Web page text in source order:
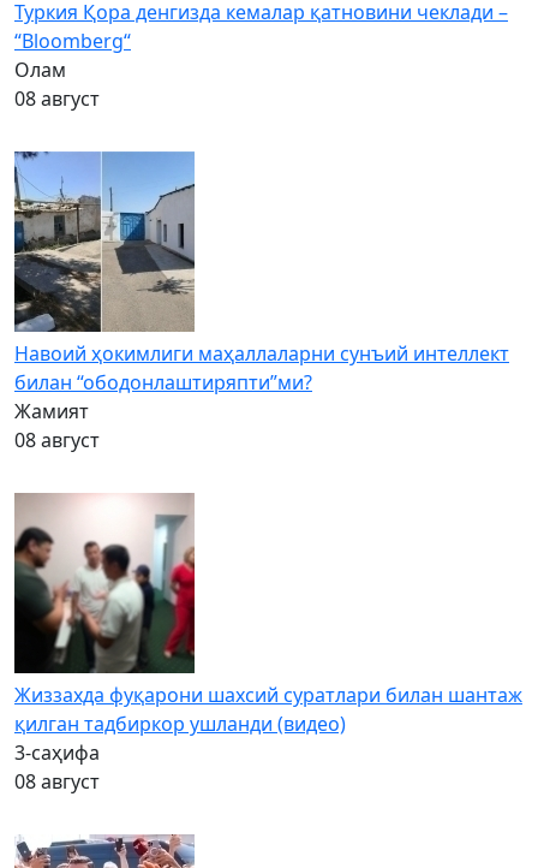
Туркия Қора денгизда кемалар қатновини чеклади –
“Bloomberg“
Олам
08 август
Навоий ҳокимлиги маҳаллаларни сунъий интеллект
билан “ободонлаштиряпти”ми?
Жамият
08 август
Жиззахда фуқарони шахсий суратлари билан шантаж
қилган тадбиркор ушланди (видео)
3-саҳифа
08 август